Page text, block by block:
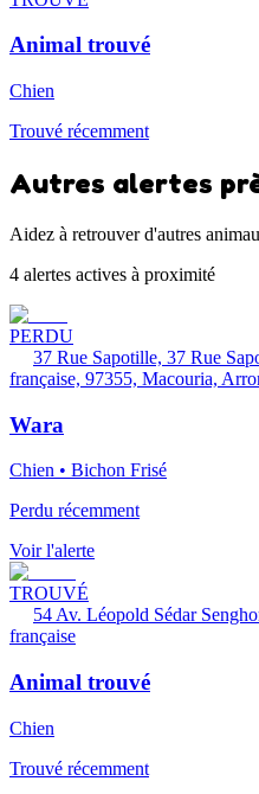
Animal trouvé
Chien
Trouvé récemment
Autres alertes
Aidez à retrouver d'autres
4 alertes actives à proximité
PERDU
37 Rue Sapotille, 37 Rue
française, 97355, Macouria,
Wara
Chien • Bichon Frisé
Perdu récemment
Voir l'alerte
TROUVÉ
54 Av. Léopold Sédar
française
Animal trouvé
Chien
Trouvé récemment